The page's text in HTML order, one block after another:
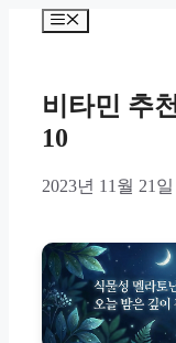
Menu
비타민 추
10
2023년 11월 21일